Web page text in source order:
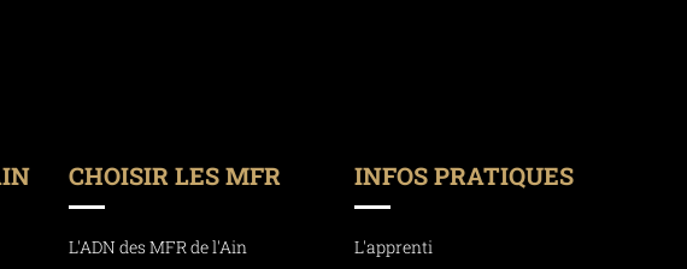
CHOISIR LES MFR
L'ADN des MFR de l'Ain
INFOS PRATIQUES
L'apprenti